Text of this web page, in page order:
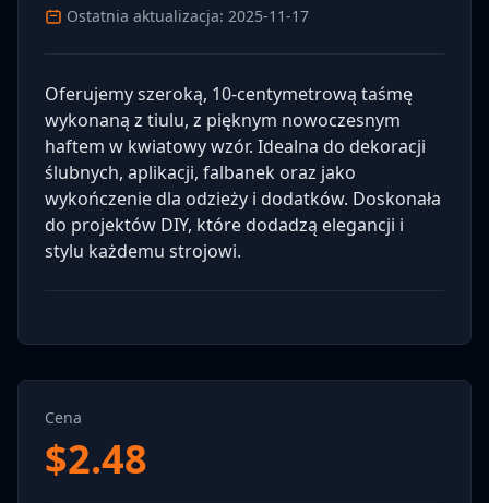
Ostatnia aktualizacja: 2025-11-17
Oferujemy szeroką, 10-centymetrową taśmę
wykonaną z tiulu, z pięknym nowoczesnym
haftem w kwiatowy wzór. Idealna do dekoracji
ślubnych, aplikacji, falbanek oraz jako
wykończenie dla odzieży i dodatków. Doskonała
do projektów DIY, które dodadzą elegancji i
stylu każdemu strojowi.
Cena
$2.48